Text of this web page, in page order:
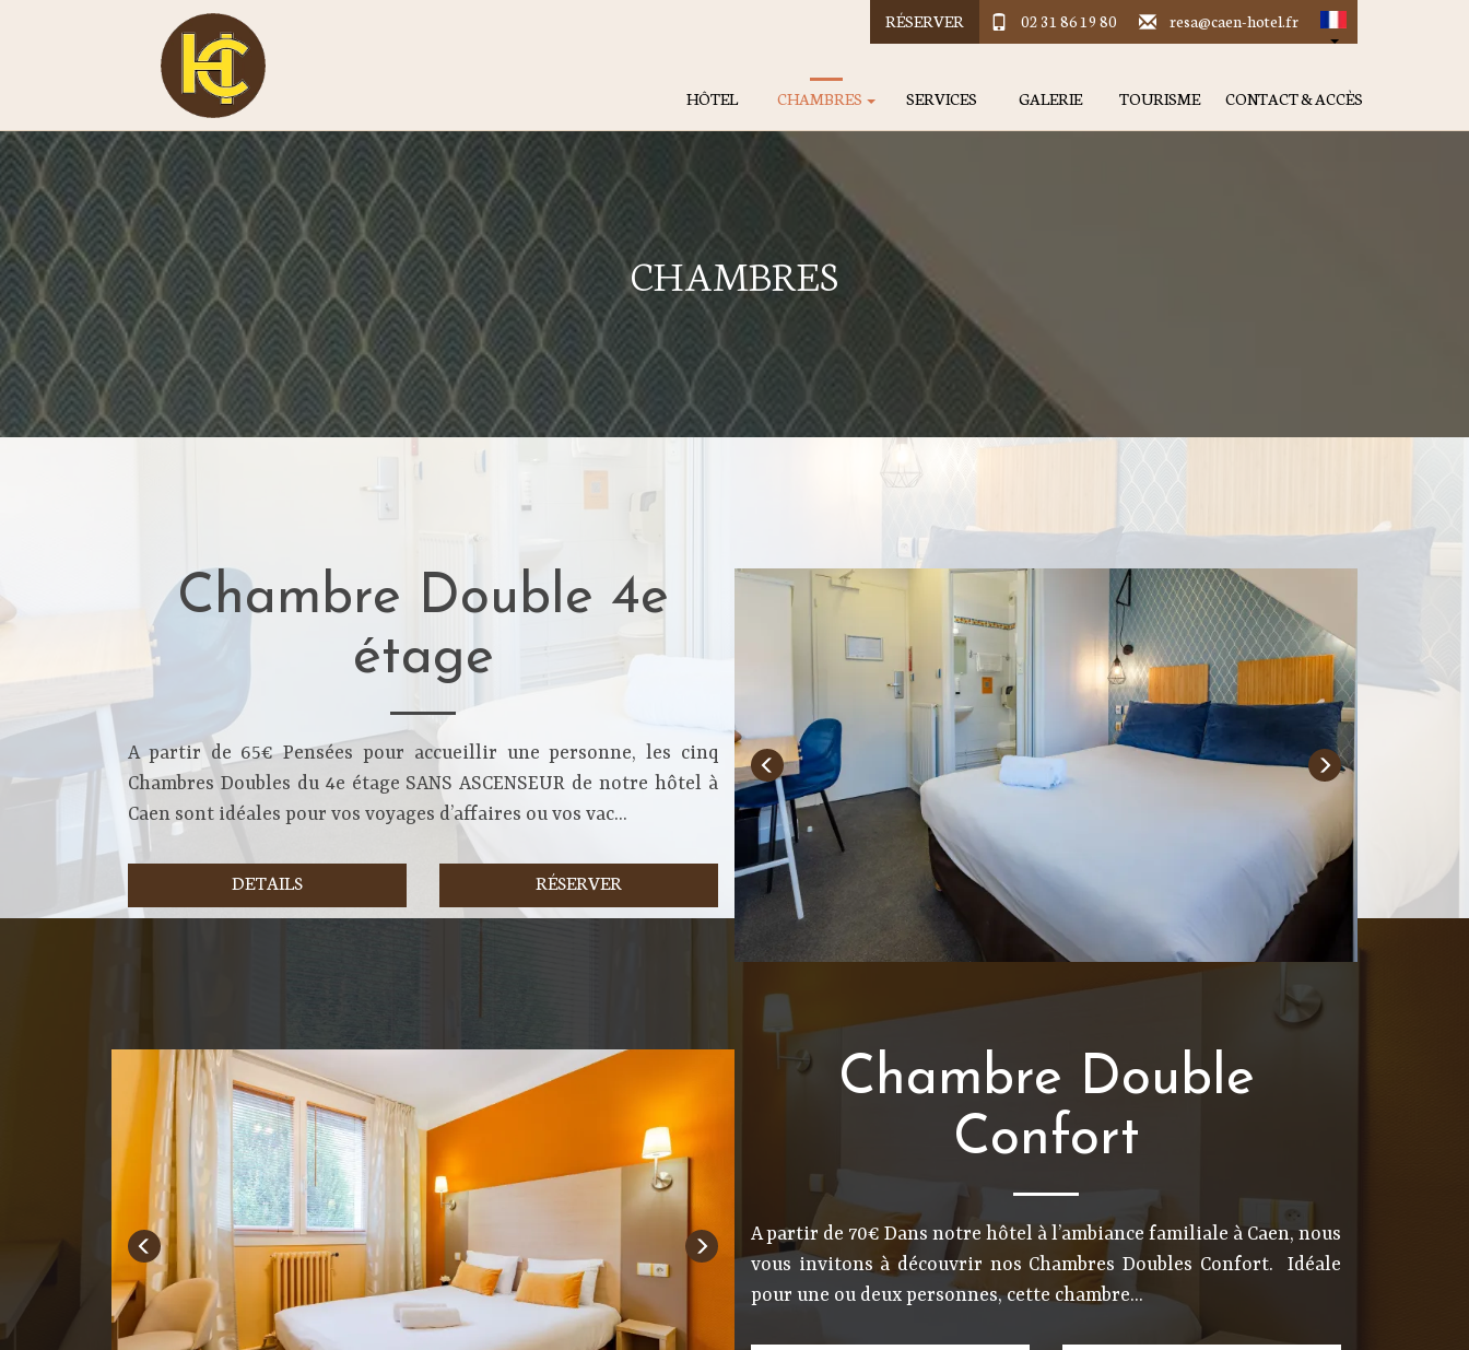
RÉSERVER 02 31 86 19 80 resa@caen-hotel.fr
HÔTEL CHAMBRES SERVICES GALERIE TOURISME CONTACT & ACCÈS
CHAMBRES
Chambre Double 4e
étage
A partir de 65€ Pensées pour accueillir une personne, les cinq
Chambres Doubles du 4e étage SANS ASCENSEUR de notre hôtel à
Caen sont idéales pour vos voyages d’affaires ou vos vac...
DETAILS RÉSERVER
Chambre Double
Confort
A partir de 70€ Dans notre hôtel à l’ambiance familiale à Caen, nous
vous invitons à découvrir nos Chambres Doubles Confort. Idéale
pour une ou deux personnes, cette chambre...